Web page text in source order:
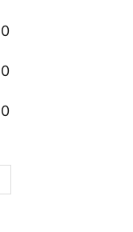
0
0
0